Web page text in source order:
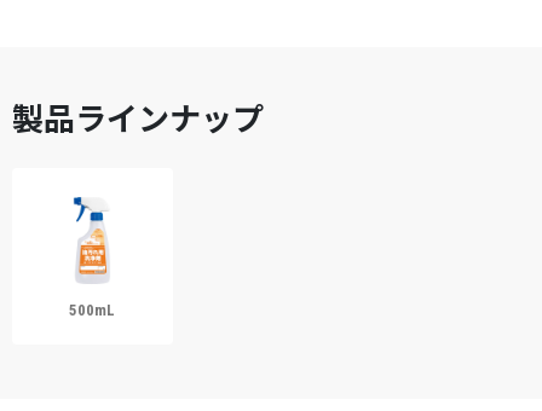
製品ラインナップ
500mL